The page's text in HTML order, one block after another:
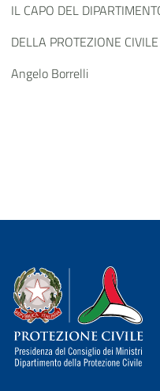
IL CAPO DEL
DELLA PROTEZIONE CIVILE
Angelo Borrelli
Dipartimento della